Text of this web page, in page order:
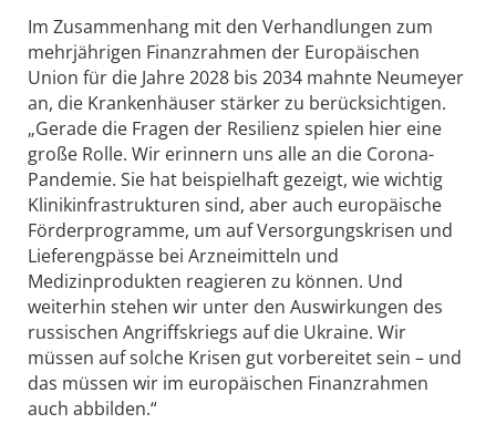
Im Zusammenhang mit den Verhandlungen zum
mehrjährigen Finanzrahmen der Europäischen
Union für die Jahre 2028 bis 2034 mahnte Neumeyer
an, die Krankenhäuser stärker zu berücksichtigen.
„Gerade die Fragen der Resilienz spielen hier eine
große Rolle. Wir erinnern uns alle an die Corona-
Pandemie. Sie hat beispielhaft gezeigt, wie wichtig
Klinikinfrastrukturen sind, aber auch europäische
Förderprogramme, um auf Versorgungskrisen und
Lieferengpässe bei Arzneimitteln und
Medizinprodukten reagieren zu können. Und
weiterhin stehen wir unter den Auswirkungen des
russischen Angriffskriegs auf die Ukraine. Wir
müssen auf solche Krisen gut vorbereitet sein – und
das müssen wir im europäischen Finanzrahmen
auch abbilden.“